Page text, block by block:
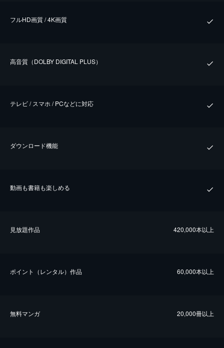
フルHD画質 / 4K画質
⾼⾳質（DOLBY DIGITAL PLUS）
テレビ / スマホ / PCなどに対応
ダウンロード機能
動画も書籍も楽しめる
⾒放題作品 420,000本以上
ポイント（レンタル）作品 60,000本以上
無料マンガ 20,000冊以上